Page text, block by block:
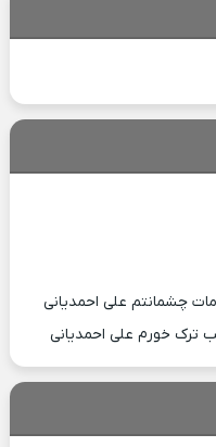
چشمانتم علی احمدیانی
ترک خورم علی احمدیانی